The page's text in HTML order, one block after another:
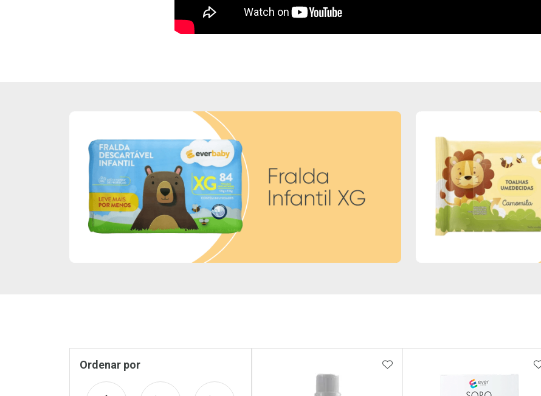
ADICIONAR AOS FAVORITOS
Sidebar
Ordenar por